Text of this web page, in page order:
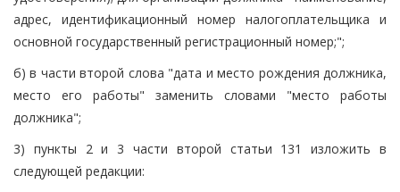
адрес, идентификационный номер налогоплательщика и
основной государственный регистрационный номер;";
б) в части второй слова "дата и место рождения должника,
место его работы" заменить словами "место работы
должника";
3) пункты 2 и 3 части второй статьи 131 изложить в
следующей редакции: